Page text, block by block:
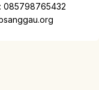
085798765432